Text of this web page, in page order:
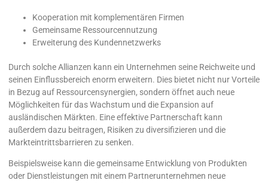
Kooperation mit komplementären Firmen
Gemeinsame Ressourcennutzung
Erweiterung des Kundennetzwerks
Durch solche Allianzen kann ein Unternehmen seine Reichweite und
seinen Einflussbereich enorm erweitern. Dies bietet nicht nur Vorteile
in Bezug auf Ressourcensynergien, sondern öffnet auch neue
Möglichkeiten für das Wachstum und die Expansion auf
ausländischen Märkten. Eine effektive Partnerschaft kann
außerdem dazu beitragen, Risiken zu diversifizieren und die
Markteintrittsbarrieren zu senken.
Beispielsweise kann die gemeinsame Entwicklung von Produkten
oder Dienstleistungen mit einem Partnerunternehmen neue